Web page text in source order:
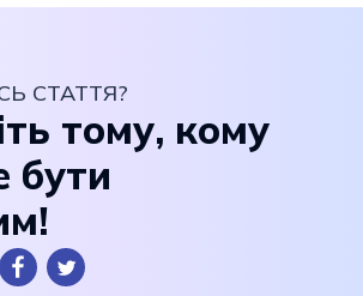
СТАТТЯ?
тому, кому
бути